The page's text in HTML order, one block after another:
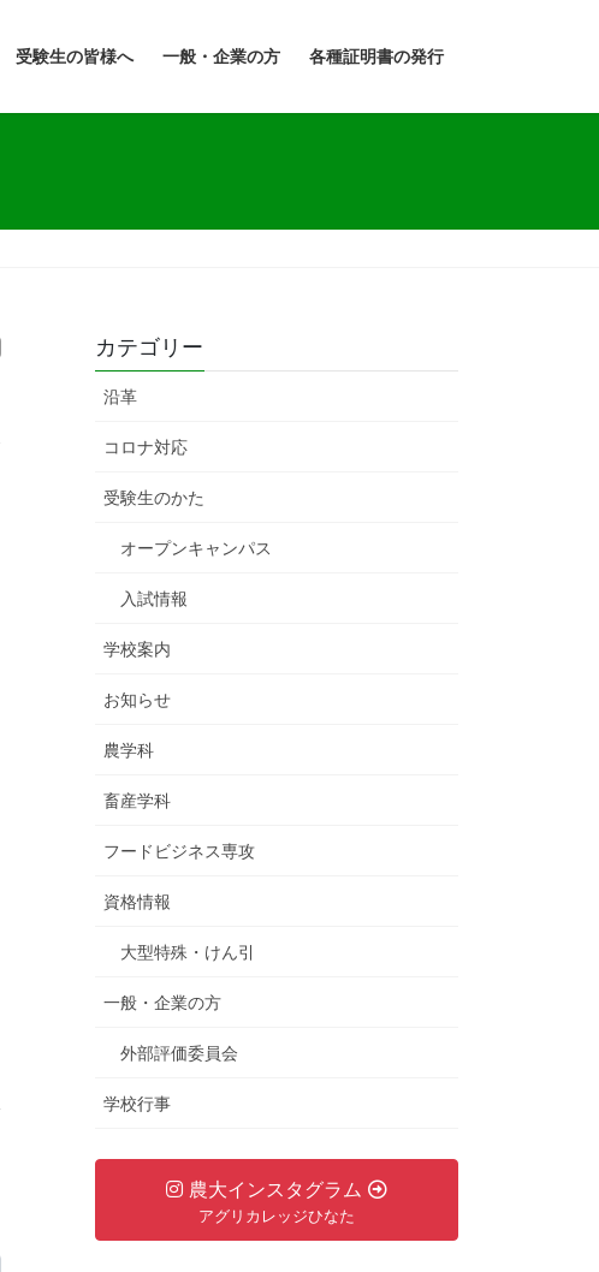
受験生の皆様へ 一般・企業の方 各種証明書の発行
カテゴリー
沿革
コロナ対応
受験生のかた
オープンキャンパス
入試情報
学校案内
お知らせ
農学科
畜産学科
フードビジネス専攻
資格情報
大型特殊・けん引
一般・企業の方
外部評価委員会
学校行事
農大インスタグラム
アグリカレッジひなた